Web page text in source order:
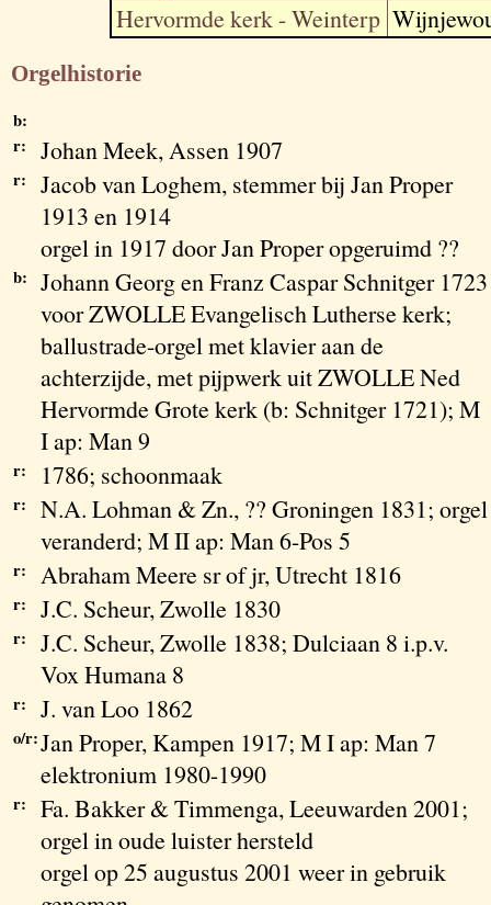
Hervormde kerk - Weinterp
Orgelhistorie
b:
r:
Johan Meek, Assen 1907
r:
Jacob van Loghem, stemmer bij Jan Proper
1913 en 1914
orgel in 1917 door Jan Proper opgeruimd ??
b:
Johann Georg en Franz Caspar Schnitger 1723
voor ZWOLLE Evangelisch Lutherse kerk;
ballustrade-orgel met klavier aan de
achterzijde, met pijpwerk uit ZWOLLE Ned
Hervormde Grote kerk (b: Schnitger 1721); M
I ap: Man 9
r: 1786; schoonmaak
r:
N.A. Lohman & Zn., ?? Groningen 1831; orgel
veranderd; M II ap: Man 6-Pos 5
r: Abraham Meere sr of jr, Utrecht 1816
r: J.C. Scheur, Zwolle 1830
r:
J.C. Scheur, Zwolle 1838; Dulciaan 8 i.p.v.
Vox Humana 8
r: J. van Loo 1862
o/r:Jan Proper, Kampen 1917; M I ap: Man 7
elektronium 1980-1990
r:
Fa. Bakker & Timmenga, Leeuwarden 2001;
orgel in oude luister hersteld
orgel op 25 augustus 2001 weer in gebruik